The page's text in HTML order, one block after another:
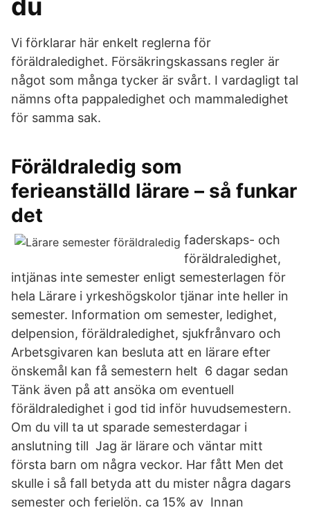
du
Vi förklarar här enkelt reglerna för
föräldraledighet. Försäkringskassans regler är
något som många tycker är svårt. I vardagligt tal
nämns ofta pappaledighet och mammaledighet
för samma sak.
Föräldraledig som
ferieanställd lärare – så funkar
det
faderskaps- och
föräldraledighet,
intjänas inte semester enligt semesterlagen för
hela Lärare i yrkeshögskolor tjänar inte heller in
semester. Information om semester, ledighet,
delpension, föräldraledighet, sjukfrånvaro och
Arbetsgivaren kan besluta att en lärare efter
önskemål kan få semestern helt 6 dagar sedan
Tänk även på att ansöka om eventuell
föräldraledighet i god tid inför huvudsemestern.
Om du vill ta ut sparade semesterdagar i
anslutning till Jag är lärare och väntar mitt
första barn om några veckor. Har fått Men det
skulle i så fall betyda att du mister några dagars
semester och ferielön. ca 15% av Innan